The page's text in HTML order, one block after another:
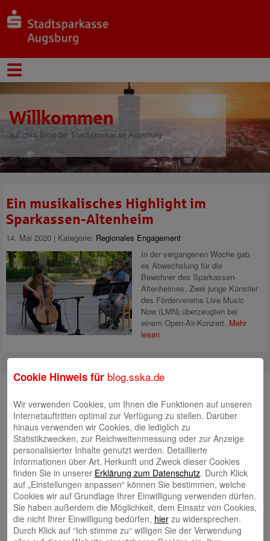
Willkommen
auf dem Blog der Stadtsparkasse Augsburg
Ein musikalisches Highlight im
Sparkassen-Altenheim
14. Mai 2020 | Kategorie: Regionales Engagement
In der vergangenen Woche gab
es Abwechslung für die
Bewohner des Sparkassen-
Altenheimes. Zwei junge Künstler
des Fördervereins Live Music
Now (LMN) überzeugten bei
einem Open-Air-Konzert. Mehr
lesen
Neueste Beiträge
Radlkonvoi des FFH feiert Einweihung des neuen
Campus Nord
5. August 2026
Willkommen bei Kinder im Mittelpunkt e.V. 24. Juli 2026
Tierische Erlebnisse, Bewegung und Begegnungen –
Zootag der Stadtsparkasse Augsburg begeistert rund
Cookie Hinweis für blog.sska.de
Wir verwenden Cookies, um Ihnen die Funktionen auf unseren
Internetauftritten optimal zur Verfügung zu stellen. Darüber
hinaus verwenden wir Cookies, die lediglich zu
Statistikzwecken, zur Reichweitenmessung oder zur Anzeige
personalisierter Inhalte genutzt werden. Detaillierte
Informationen über Art, Herkunft und Zweck dieser Cookies
finden Sie in unserer Erklärung zum Datenschutz. Durch Klick
auf „Einstellungen anpassen“ können Sie bestimmen, welche
Cookies wir auf Grundlage Ihrer Einwilligung verwenden dürfen.
Sie haben außerdem die Möglichkeit, dem Einsatz von Cookies,
die nicht Ihrer Einwilligung bedürfen, hierzu widersprechen.
Durch Klick auf “Ich stimme zu“ willigen Sie der Verwendung